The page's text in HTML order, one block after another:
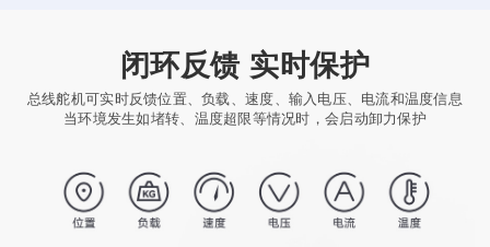
闭环反馈 实时保护
总线舵机可实时反馈位置、负载、速度、输入电压、电流和温度信息
当环境发生如堵转、温度超限等情况时，会启动卸力保护